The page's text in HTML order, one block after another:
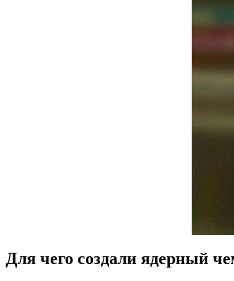
Для чего создали ядерный